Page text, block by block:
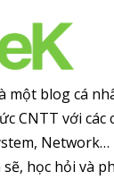
một blog cá
CNTT với các
sẽ, học hỏi và